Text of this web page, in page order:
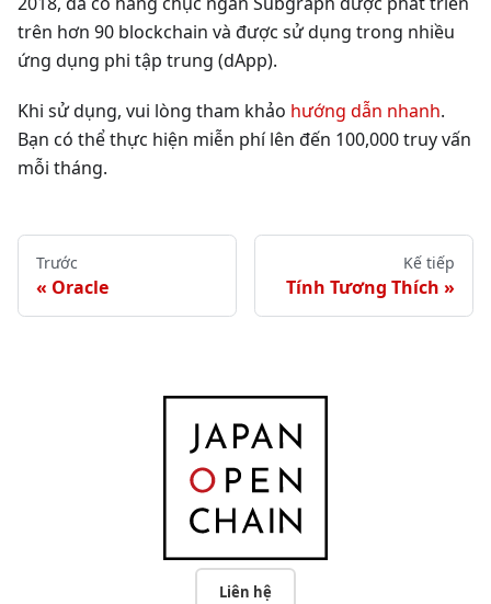
trên hơn 90 blockchain và được sử dụng trong nhiều
ứng dụng phi tập trung (dApp).
Khi sử dụng, vui lòng tham khảo hướng dẫn nhanh.
Bạn có thể thực hiện miễn phí lên đến 100,000 truy vấn
mỗi tháng.
Trước
Oracle
Kế tiếp
Tính Tương Thích
Liên hệ